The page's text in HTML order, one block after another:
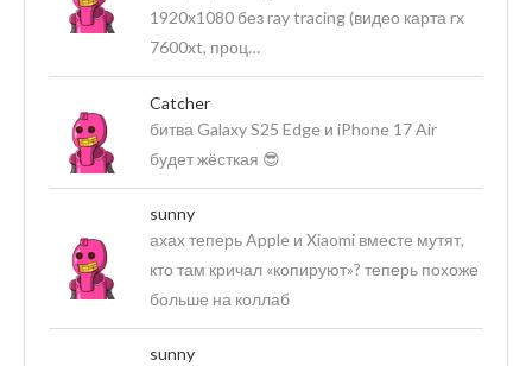
1920х1080 без ray tracing (видео карта rx
7600xt, проц…
Catcher
битва Galaxy S25 Edge и iPhone 17 Air
будет жёсткая 😎
sunny
ахах теперь Apple и Xiaomi вместе мутят,
кто там кричал «копируют»? теперь похоже
больше на коллаб
sunny